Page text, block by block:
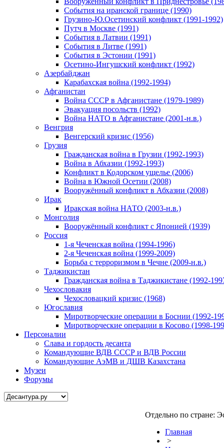
События на иранской границе (1990)
Грузино-Ю.Осетинский конфликт (1991-1992)
Путч в Москве (1991)
События в Латвии (1991)
События в Литве (1991)
События в Эстонии (1991)
Осетино-Ингушский конфликт (1992)
Азербайджан
Карабахская война (1992-1994)
Афганистан
Война СССР в Афганистане (1979-1989)
Эвакуация посольств (1992)
Война НАТО в Афганистане (2001-н.в.)
Венгрия
Венгерский кризис (1956)
Грузия
Гражданская война в Грузии (1992-1993)
Война в Абхазии (1992-1993)
Конфликт в Кодорском ущелье (2006)
Война в Южной Осетии (2008)
Вооружённый конфликт в Абхазии (2008)
Ирак
Иракская война НАТО (2003-н.в.)
Монголия
Вооружённый конфликт с Японией (1939)
Россия
1-я Чеченская война (1994-1996)
2-я Чеченская война (1999-2009)
Борьба с терроризмом в Чечне (2009-н.в.)
Таджикистан
Гражданская война в Таджикистане (1992-
Чехословакия
Чехословацкий кризис (1968)
Югославия
Миротворческие операции в Боснии (1992-
Миротворческие операции в Косово (1998-
Персоналии
Слава и гордость десанта
Командующие ВДВ СССР и ВДВ России
Командующие АэМВ и ДШВ Казахстана
Музеи
Форумы
Отдельно по стране:
Главная
>